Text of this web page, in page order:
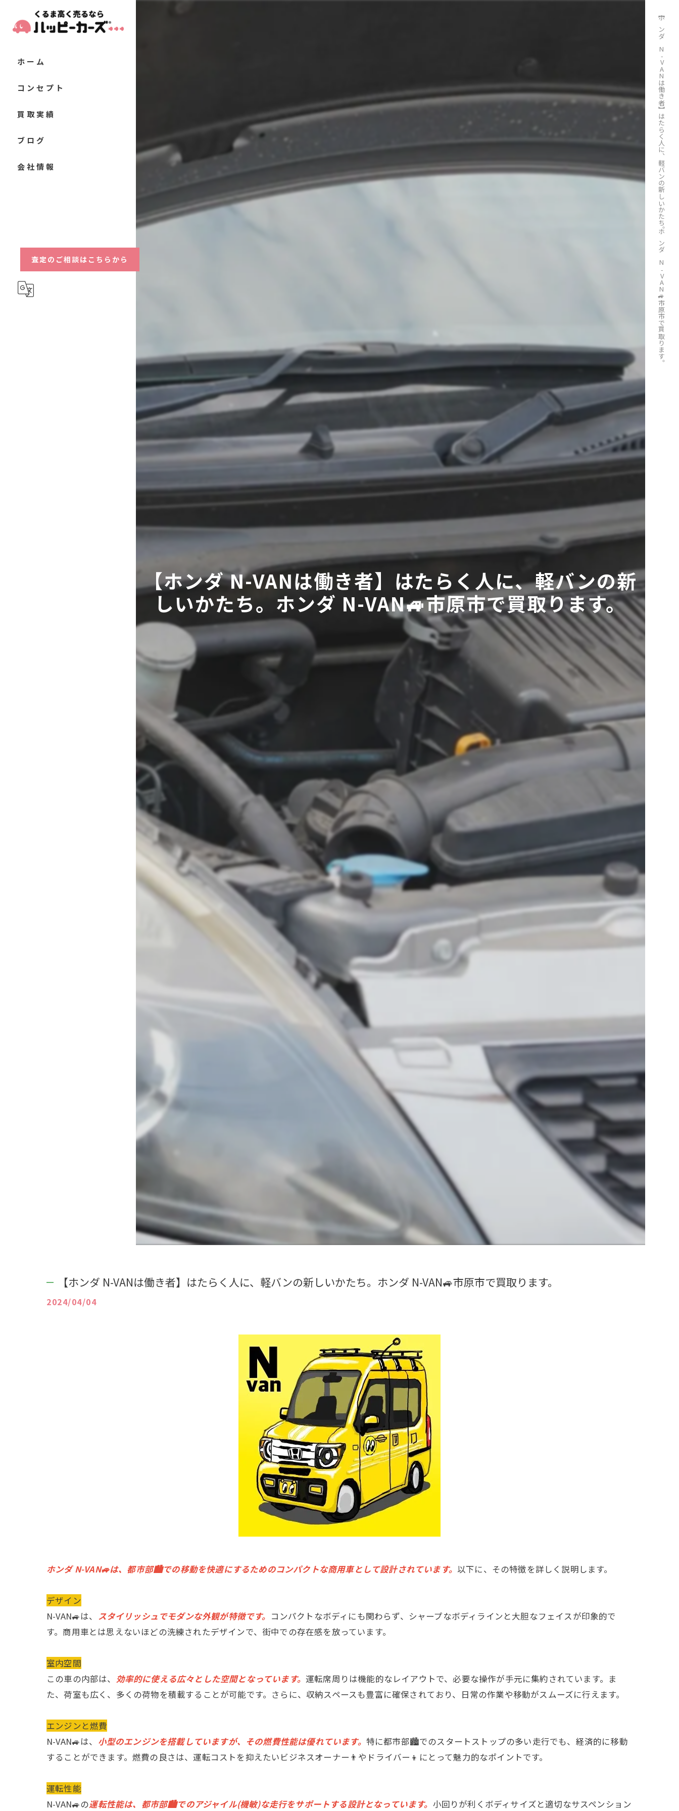
【ホンダ N-VANは働き者】はたらく人に、軽バンの新しいかたち。ホンダ N-VAN🚙市原市で買取ります。
査定のご相談はこちらから
ホーム
コンセプト
買取実績
ブログ
会社情報
【ホンダ N-VANは働き者】はたらく人に、軽バンの新
しいかたち。ホンダ N-VAN🚙市原市で買取ります。
【ホンダ N-VANは働き者】はたらく人に、軽バンの新しいかたち。ホンダ N-VAN🚙市原市で買取ります。
2024/04/04
ホンダ N-VAN🚙は、都市部🏙での移動を快適にするためのコンパクトな商用車として設計されています。以下に、その特徴を詳しく説明します。
デザイン
N-VAN🚙は、 スタイリッシュでモダンな外観が特徴です。 コンパクトなボディにも関わらず、シャープなボディラインと大胆なフェイスが印象的で
す。商用車とは思えないほどの洗練されたデザインで、街中での存在感を放っています。
室内空間
この車の内部は、 効率的に使える広々とした空間となっています。運転席周りは機能的なレイアウトで、必要な操作が手元に集約されています。ま
た、荷室も広く、多くの荷物を積載することが可能です。さらに、収納スペースも豊富に確保されており、日常の作業や移動がスムーズに行えます。
エンジンと燃費
N-VAN🚙は、 小型のエンジンを搭載していますが、その燃費性能は優れています。 特に都市部🏙でのスタートストップの多い走行でも、経済的に移動
することができます。燃費の良さは、運転コストを抑えたいビジネスオーナー👨やドライバー👦にとって魅力的なポイントです。
運転性能
N-VAN🚙の運転性能は、都市部🏙でのアジャイル(機敏)な走行をサポートする設計となっています。 小回りが利くボディサイズと適切なサスペンション